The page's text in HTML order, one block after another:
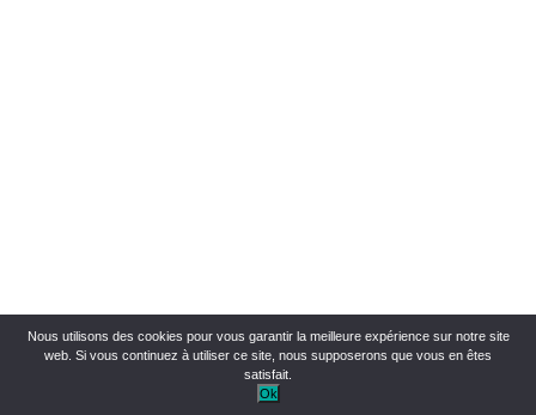
Nous utilisons des cookies pour vous garantir la meilleure expérience sur notre site
web. Si vous continuez à utiliser ce site, nous supposerons que vous en êtes
satisfait.
Ok